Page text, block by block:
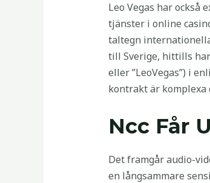
Leo Vegas har också
tjänster i online
taltegn
till Sverige, hittills har
eller ”LeoVegas”) i
kontrakt är komplexa
Ncc Får
Det framgår audio-
en långsammare